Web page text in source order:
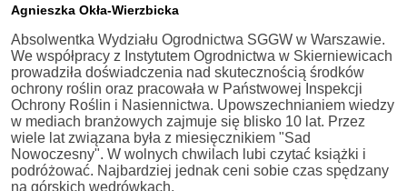
Agnieszka Okła-Wierzbicka
Absolwentka Wydziału Ogrodnictwa SGGW w Warszawie.
We współpracy z Instytutem Ogrodnictwa w Skierniewicach
prowadziła doświadczenia nad skutecznością środków
ochrony roślin oraz pracowała w Państwowej Inspekcji
Ochrony Roślin i Nasiennictwa. Upowszechnianiem wiedzy
w mediach branżowych zajmuje się blisko 10 lat. Przez
wiele lat związana była z miesięcznikiem "Sad
Nowoczesny". W wolnych chwilach lubi czytać książki i
podróżować. Najbardziej jednak ceni sobie czas spędzany
na górskich wędrówkach.